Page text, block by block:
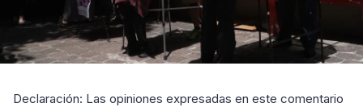
Declaración: Las opiniones expresadas en este comentario